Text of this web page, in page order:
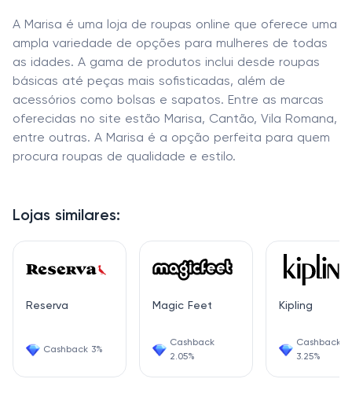
A Marisa é uma loja de roupas online que oferece uma
ampla variedade de opções para mulheres de todas
as idades. A gama de produtos inclui desde roupas
básicas até peças mais sofisticadas, além de
acessórios como bolsas e sapatos. Entre as marcas
oferecidas no site estão Marisa, Cantão, Vila Romana,
entre outras. A Marisa é a opção perfeita para quem
procura roupas de qualidade e estilo.
Lojas similares:
Reserva
Cashback 3%
Magic Feet
Cashback
2.05%
Kipling
Cashback
3.25%